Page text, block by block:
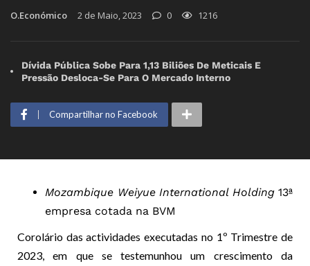
O.Económico 2 de Maio, 2023 0 1216
Dívida Pública Sobe Para 1,13 Biliões De Meticais E
Pressão Desloca-Se Para O Mercado Interno
Compartilhar no Facebook
Mozambique Weiyue International Holding13ª
empresa cotada na BVM
Corolário das actividades executadas no 1º Trimestre de
2023, em que se testemunhou um crescimento da